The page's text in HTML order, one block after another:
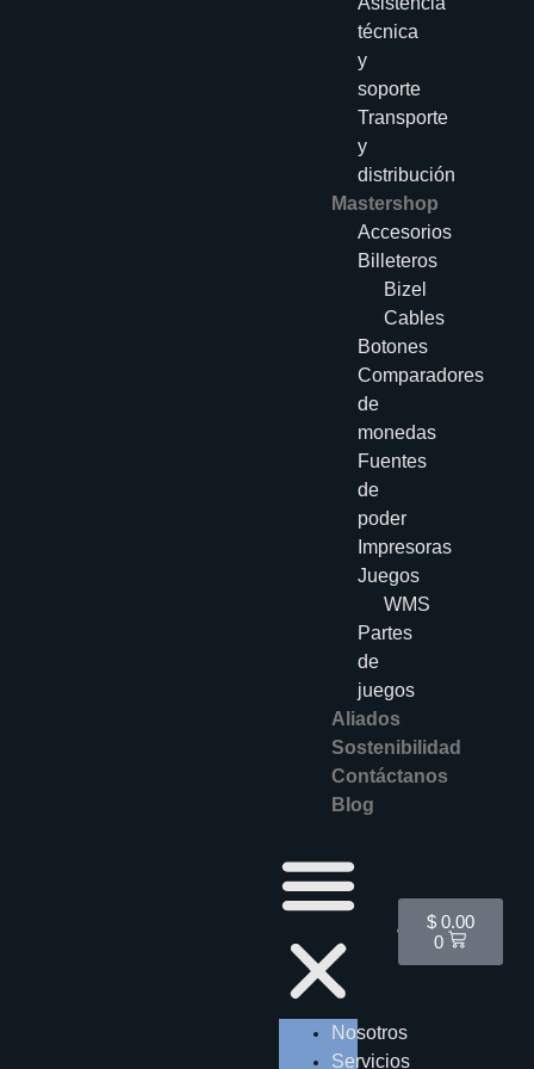
técnica
y
soporte
Transporte
y
distribución
Mastershop
Accesorios
Billeteros
Bizel
Cables
Botones
Comparadores
de
monedas
Fuentes
de
poder
Impresoras
Juegos
WMS
Partes
de
juegos
Aliados
Sostenibilidad
Contáctanos
Blog
Nosotros
Servicios
$0.00
0